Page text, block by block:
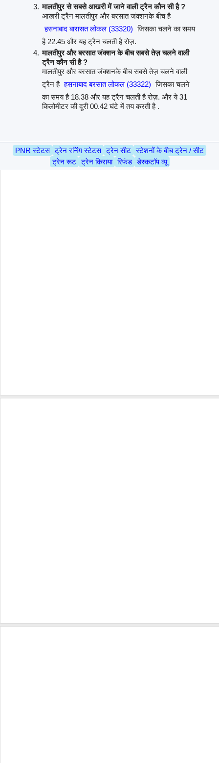
मालतीपुर से सबसे आखरी में जाने वाली ट्रैन कौन सी है ?
आखरी ट्रैन मालतीपुर और बरसात जंक्शनके बीच है
हसनाबाद बारासत लोकल (33320) जिसका चलने का समय
है 22.45 और यह ट्रैन चलती है रोज़.
मालतीपुर और बरसात जंक्शन के बीच सबसे तेज़ चलने वाली
ट्रैन कौन सी है ?
मालतीपुर और बरसात जंक्शनके बीच सबसे तेज़ चलने वाली
ट्रैन है हसनाबाद बरसात लोकल (33322) जिसका चलने
का समय है 18.38 और यह ट्रैन चलती है रोज़. और ये 31
किलोमीटर की दूरी 00.42 घंटे में तय करती है .
PNR स्टेटस ट्रेन रनिंग स्टेटस ट्रेन सीट स्टेशनों के बीच ट्रेन / सीट
ट्रेन रूट ट्रेन किराया रिफंड डेस्कटॉप व्यू